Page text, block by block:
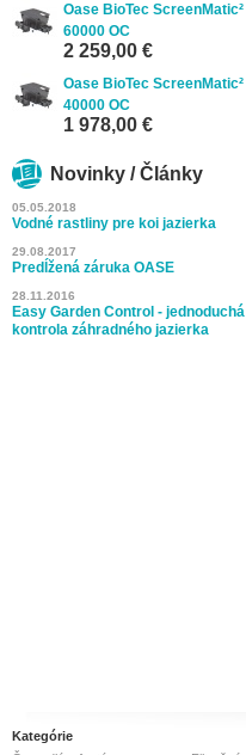
Oase BioTec
60000 OC
2 259,00 €
Oase BioTec
40000 OC
1 978,00 €
Novinky / Články
05.05.2018
Vodné rastliny pre koi jazierka
29.08.2017
Predĺžená záruka OASE
28.11.2016
Easy Garden Control - jednoduchá
kontrola záhradného jazierka
Kategórie